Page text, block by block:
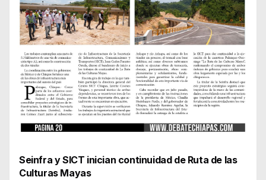
Seinfra y SICT inician continuidad de Ruta de las
Culturas Mayas